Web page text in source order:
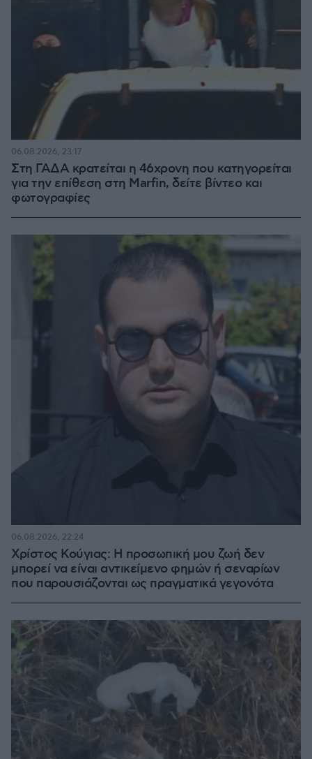
Στη ΓΑΔΑ κρατείται η 46χρονη που κατηγορείται
για την επίθεση στη Marfin, δείτε βίντεο και
φωτογραφίες
06.08.2026, 23:17
Χρίστος Κούγιας: Η προσωπική μου ζωή δεν
μπορεί να είναι αντικείμενο φημών ή σεναρίων
που παρουσιάζονται ως πραγματικά γεγονότα
06.08.2026, 22:24